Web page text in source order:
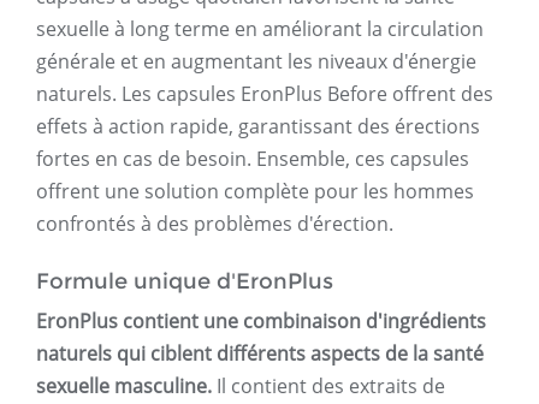
sexuelle à long terme en améliorant la circulation
générale et en augmentant les niveaux d'énergie
naturels. Les capsules EronPlus Before offrent des
effets à action rapide, garantissant des érections
fortes en cas de besoin. Ensemble, ces capsules
offrent une solution complète pour les hommes
confrontés à des problèmes d'érection.
Formule unique d'EronPlus
EronPlus contient une combinaison d'ingrédients
naturels qui ciblent différents aspects de la santé
sexuelle masculine. Il contient des extraits de